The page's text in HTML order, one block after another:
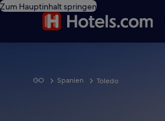
Zum Hauptinhalt springen
GO Spanien Toledo